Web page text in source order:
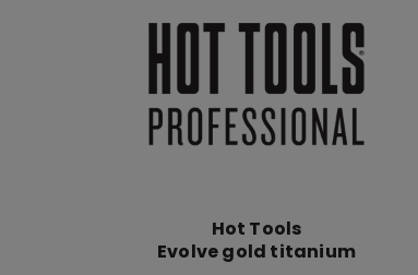
Hot Tools
Evolve gold titanium